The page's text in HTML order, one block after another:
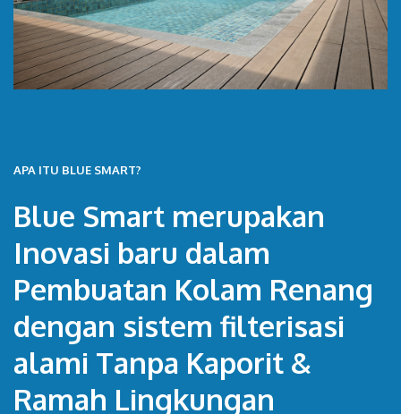
APA ITU BLUE SMART?
Blue Smart merupakan
Inovasi baru dalam
Pembuatan Kolam Renang
dengan sistem filterisasi
alami Tanpa Kaporit &
Ramah Lingkungan